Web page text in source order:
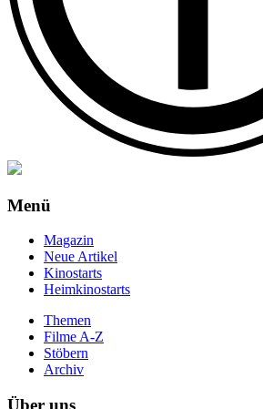
Menü
Magazin
Neue Artikel
Kinostarts
Heimkinostarts
Themen
Filme A-Z
Stöbern
Archiv
Über uns